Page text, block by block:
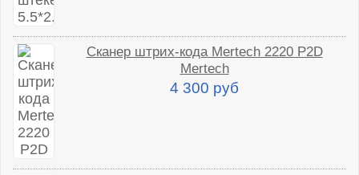
Сканер штрих-кода Mertech 2220 P2D
Mertech
4 300 руб